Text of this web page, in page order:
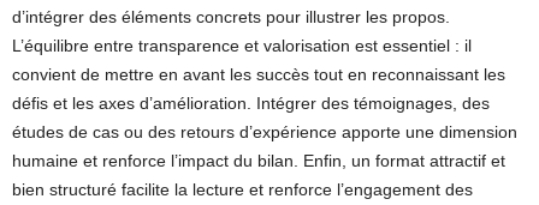
d’intégrer des éléments concrets pour illustrer les propos.
L’équilibre entre transparence et valorisation est essentiel : il
convient de mettre en avant les succès tout en reconnaissant les
défis et les axes d’amélioration. Intégrer des témoignages, des
études de cas ou des retours d’expérience apporte une dimension
humaine et renforce l’impact du bilan. Enfin, un format attractif et
bien structuré facilite la lecture et renforce l’engagement des